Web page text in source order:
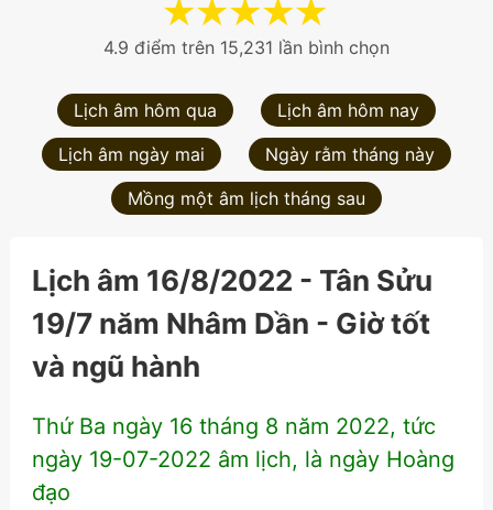
★
★
★
★
★
4.9 điểm trên 15,231 lần bình chọn
Lịch âm hôm qua
Lịch âm hôm nay
Lịch âm ngày mai
Ngày rằm tháng này
Mồng một âm lịch tháng sau
Lịch âm 16/8/2022 - Tân Sửu
19/7 năm Nhâm Dần - Giờ tốt
và ngũ hành
Thứ Ba ngày 16 tháng 8 năm 2022, tức
ngày 19-07-2022 âm lịch, là ngày Hoàng
đạo